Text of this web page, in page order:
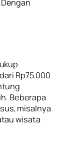
Rp75.000
Beberapa
misalnya
wisata